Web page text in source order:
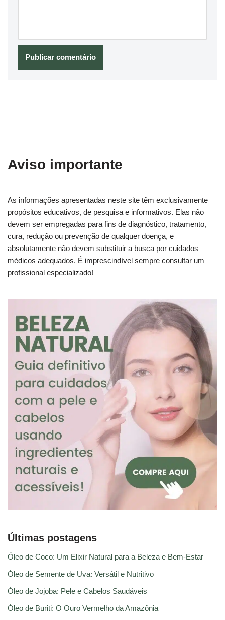
Aviso importante
As informações apresentadas neste site têm exclusivamente
propósitos educativos, de pesquisa e informativos. Elas não
devem ser empregadas para fins de diagnóstico, tratamento,
cura, redução ou prevenção de qualquer doença, e
absolutamente não devem substituir a busca por cuidados
médicos adequados. É imprescindível sempre consultar um
profissional especializado!
Últimas postagens
Óleo de Coco: Um Elixir Natural para a Beleza e Bem-Estar
Óleo de Semente de Uva: Versátil e Nutritivo
Óleo de Jojoba: Pele e Cabelos Saudáveis
Óleo de Buriti: O Ouro Vermelho da Amazônia